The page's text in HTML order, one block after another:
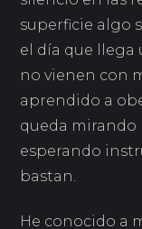
superficie algo
el día que llega
no vienen con
aprendido a
queda mirando
esperando
bastan.
He conocido a